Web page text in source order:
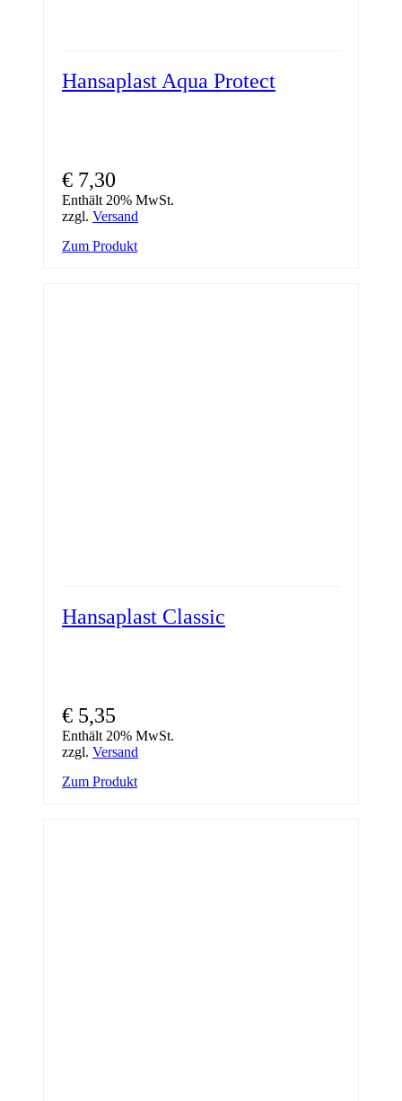
Hansaplast Aqua Protect
€ 7,30
Enthält 20% MwSt.
zzgl. Versand
Zum Produkt
Hansaplast Classic
€ 5,35
Enthält 20% MwSt.
zzgl. Versand
Zum Produkt